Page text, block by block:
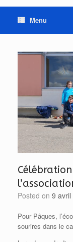
Menu
Posted on 9 avril
Pour Pâques,
sourires dans le